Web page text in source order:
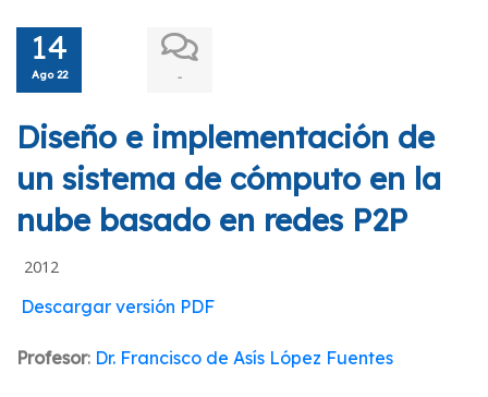
14
Ago 22 -
Diseño e implementación de
un sistema de cómputo en la
nube basado en redes P2P
2012
Descargar versión PDF
Profesor: Dr. Francisco de Asís López Fuentes